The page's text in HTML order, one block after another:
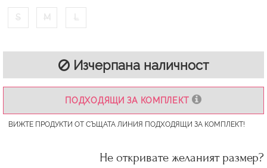
S M L
Изчерпана наличност
ПОДХОДЯЩИ ЗА КОМПЛЕКТ
ВИЖТЕ ПРОДУКТИ ОТ СЪЩАТА ЛИНИЯ ПОДХОДЯЩИ ЗА КОМПЛЕКТ!
Не откривате желаният размер?